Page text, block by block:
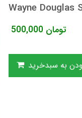
Wayne Douglas
500,000 تومان
به سبدخرید